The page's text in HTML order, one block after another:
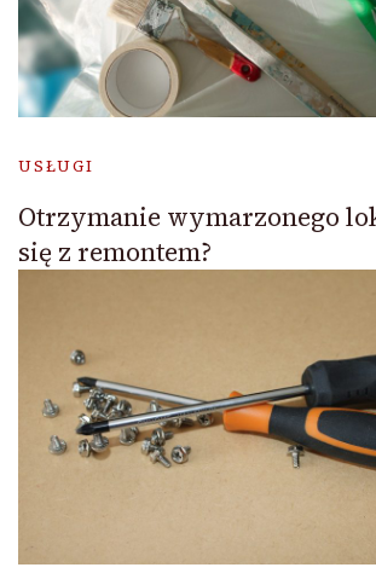
USŁUGI
Otrzymanie wymarzonego
się z remontem?